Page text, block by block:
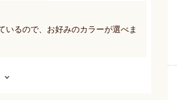
いるので、お好みのカラーが選べま